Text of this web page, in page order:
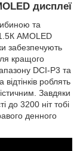
дисплеї
та
AMOLED
забезпечують
кращого
DCI-P3 та
роблять
Завдяки
до 3200 ніт тобі
денного